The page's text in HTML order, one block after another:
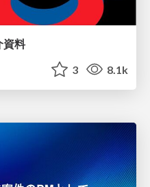
資料
3 8.1k